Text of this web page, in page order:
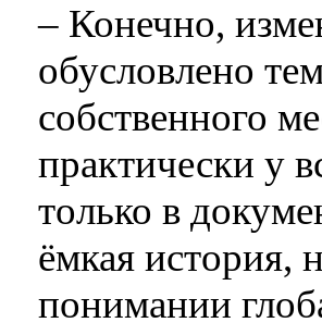
– Конечно,
обусловлено
собственного
практически у
только в
ёмкая история,
понимании